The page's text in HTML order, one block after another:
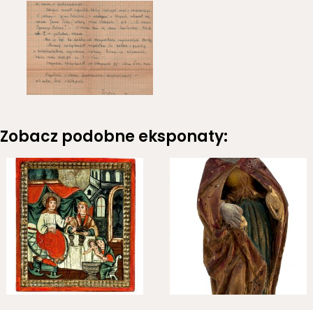
Zobacz podobne eksponaty: